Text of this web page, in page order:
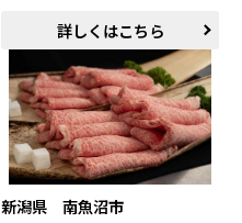
詳しくはこちら
新潟県 南魚沼市